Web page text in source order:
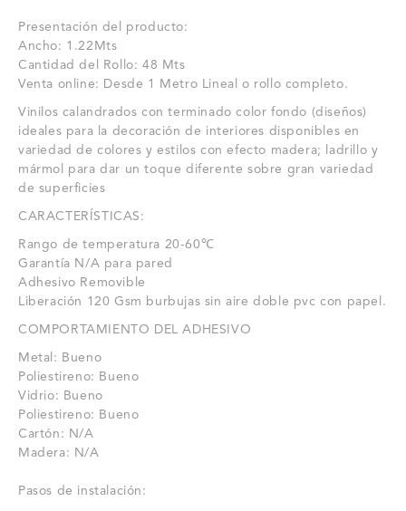
Presentación del producto:
Ancho: 1.22Mts
Cantidad del Rollo: 48 Mts
Venta online: Desde 1 Metro Lineal o rollo completo.
Vinilos calandrados con terminado color fondo (diseños)
ideales para la decoración de interiores disponibles en
variedad de colores y estilos con efecto madera; ladrillo y
mármol para dar un toque diferente sobre gran variedad
de superficies
CARACTERÍSTICAS:
Rango de temperatura 20-60℃
Garantía N/A para pared
Adhesivo Removible
Liberación 120 Gsm burbujas sin aire doble pvc con papel.
COMPORTAMIENTO DEL ADHESIVO
Metal: Bueno
Poliestireno: Bueno
Vidrio: Bueno
Poliestireno: Bueno
Cartón: N/A
Madera: N/A
Pasos de instalación:
MÁRMOL
NOVO
NP-
60592
MÁRMOL
NP-
60592